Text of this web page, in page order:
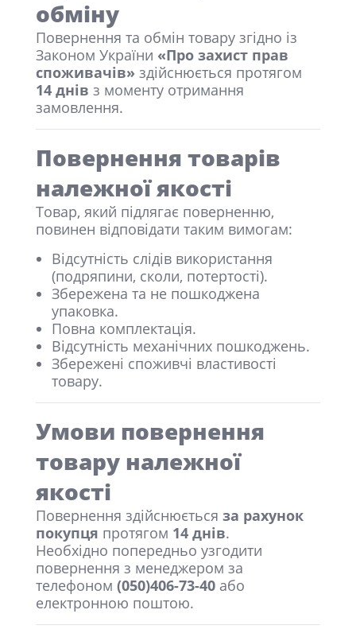
обміну
Повернення та обмін товару згідно із
Законом України «Про захист прав
споживачів» здійснюється протягом
14 днів з моменту отримання
замовлення.
Повернення товарів
належної якості
Товар, який підлягає поверненню,
повинен відповідати таким вимогам:
Відсутність слідів використання
(подряпини, сколи, потертості).
Збережена та не пошкоджена
упаковка.
Повна комплектація.
Відсутність механічних пошкоджень.
Збережені споживчі властивості
товару.
Умови повернення
товару належної
якості
Повернення здійснюється за рахунок
покупця протягом 14 днів.
Необхідно попередньо узгодити
повернення з менеджером за
телефоном (050)406-73-40 або
електронною поштою.